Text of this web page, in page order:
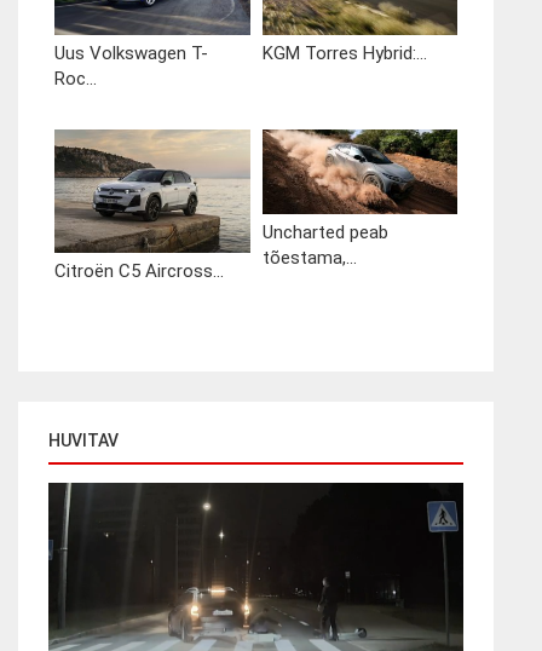
Uus Volkswagen T-
Roc...
KGM Torres Hybrid:...
Citroën C5 Aircross...
Uncharted peab
tõestama,...
HUVITAV